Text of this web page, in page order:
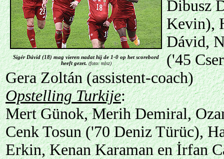
Sigér Dávid (18) mag vieren nadat hij de 1-0 op het scorebord
heeft gezet. (foto: mlsz)
Dibusz
Kevin),
Dávid,
('45
Gera Zoltán (assistent-coach)
Opstelling Turkije:
Mert Günok, Merih Demiral,
Cenk Tosun ('70 Deniz Türüc),
Erkin, Kenan Karaman en İrfan